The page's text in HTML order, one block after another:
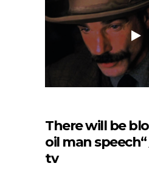
There will be
oil man
tv